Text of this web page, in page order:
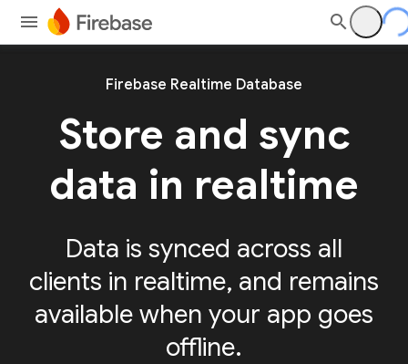
Firebase Realtime Database
Store and sync
data in realtime
Data is synced across all
clients in realtime, and remains
available when your app goes
offline.